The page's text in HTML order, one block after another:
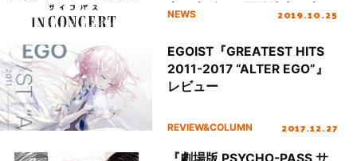
京・大阪にて開催決定！本日
行受付がスタート！
NEWS 2019.10.25
EGOIST『GREATEST HITS
2011-2017 “ALTER EGO”』
レビュー
REVIEW&COLUMN 2017.12.27